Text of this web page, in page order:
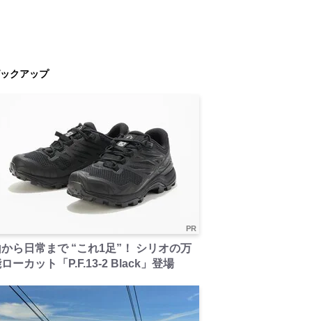
クアップ
PR
から日常まで “これ1足”！ シリオの万
ーカット「P.F.13-2 Black」登場